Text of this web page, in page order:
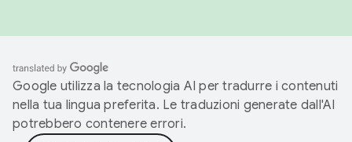
Google utilizza la tecnologia AI per tradurre i contenuti
nella tua lingua preferita. Le traduzioni generate dall'AI
potrebbero contenere errori.